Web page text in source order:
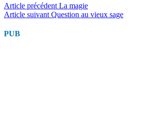
Lire
la
suite
Article précédent La magie
Article suivant Question au vieux sage
PUB